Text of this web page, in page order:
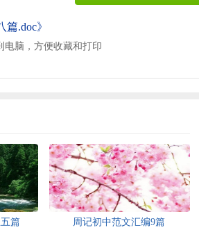
篇.doc》
电脑，方便收藏和打印
篇 周记初中范文汇编9篇